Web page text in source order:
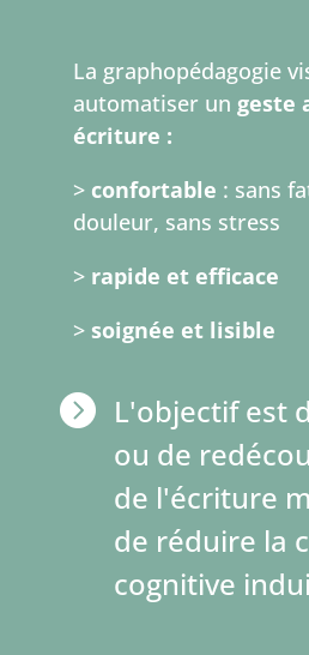
La graphopédagogie
automatiser un geste
écriture :
> confortable : sans
douleur, sans stress
> rapide et efficace
> soignée et lisible
 L'objectif est
ou de
de l'écriture
de réduire la
cognitive